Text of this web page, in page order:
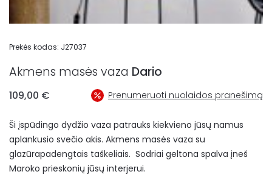
Prekės kodas: J27037
Akmens masės vaza Dario
109,00 € Prenumeruoti nuolaidos pranešimą
Ši įspūdingo dydžio vaza patrauks kiekvieno jūsų namus
aplankusio svečio akis. Akmens masės vaza su
glazūrapadengtais taškeliais. Sodriai geltona spalva įneš
Maroko prieskonių jūsų interjerui.